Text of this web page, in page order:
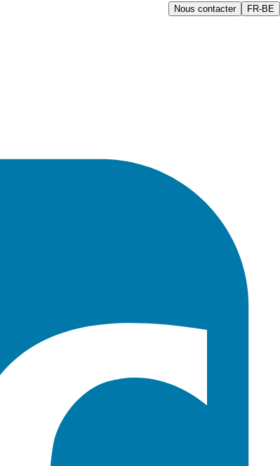
Nous contacter FR-BE